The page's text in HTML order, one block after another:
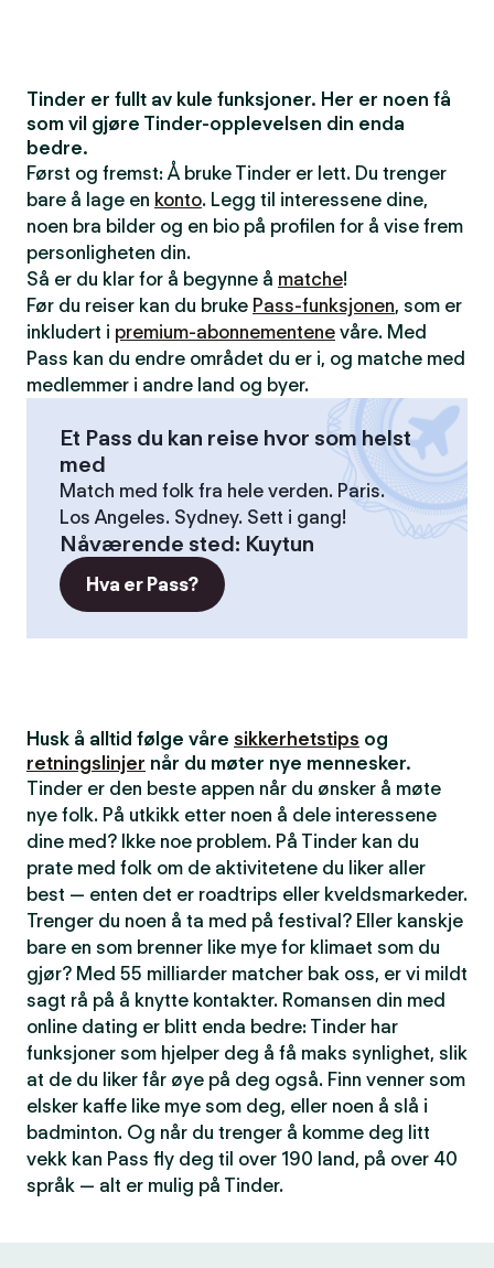
Tinder er fullt av kule funksjoner. Her er noen få
som vil gjøre Tinder-opplevelsen din enda
bedre.
Først og fremst: Å bruke Tinder er lett. Du trenger
bare å lage en konto. Legg til interessene dine,
noen bra bilder og en bio på profilen for å vise frem
personligheten din.
Så er du klar for å begynne å matche!
Før du reiser kan du bruke Pass-funksjonen, som er
inkludert i premium-abonnementene våre. Med
Pass kan du endre området du er i, og matche med
medlemmer i andre land og byer.
Et Pass du kan reise hvor som helst
med
Match med folk fra hele verden. Paris.
Los Angeles. Sydney. Sett i gang!
Nåværende sted: Kuytun
Hva er Pass?
Husk å alltid følge våre sikkerhetstips og
retningslinjer når du møter nye mennesker.
Tinder er den beste appen når du ønsker å møte
nye folk. På utkikk etter noen å dele interessene
dine med? Ikke noe problem. På Tinder kan du
prate med folk om de aktivitetene du liker aller
best — enten det er roadtrips eller kveldsmarkeder.
Trenger du noen å ta med på festival? Eller kanskje
bare en som brenner like mye for klimaet som du
gjør? Med 55 milliarder matcher bak oss, er vi mildt
sagt rå på å knytte kontakter. Romansen din med
online dating er blitt enda bedre: Tinder har
funksjoner som hjelper deg å få maks synlighet, slik
at de du liker får øye på deg også. Finn venner som
elsker kaffe like mye som deg, eller noen å slå i
badminton. Og når du trenger å komme deg litt
vekk kan Pass fly deg til over 190 land, på over 40
språk — alt er mulig på Tinder.